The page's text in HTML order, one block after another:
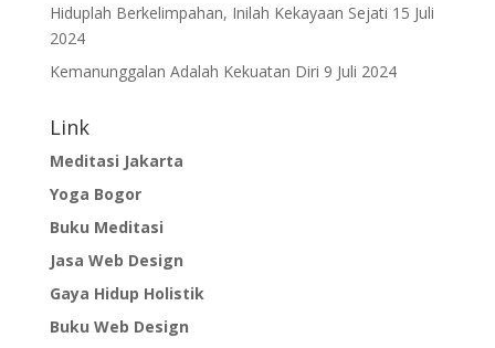
Hiduplah Berkelimpahan, Inilah Kekayaan Sejati 15 Juli
2024
Kemanunggalan Adalah Kekuatan Diri 9 Juli 2024
Link
Meditasi Jakarta
Yoga Bogor
Buku Meditasi
Jasa Web Design
Gaya Hidup Holistik
Buku Web Design